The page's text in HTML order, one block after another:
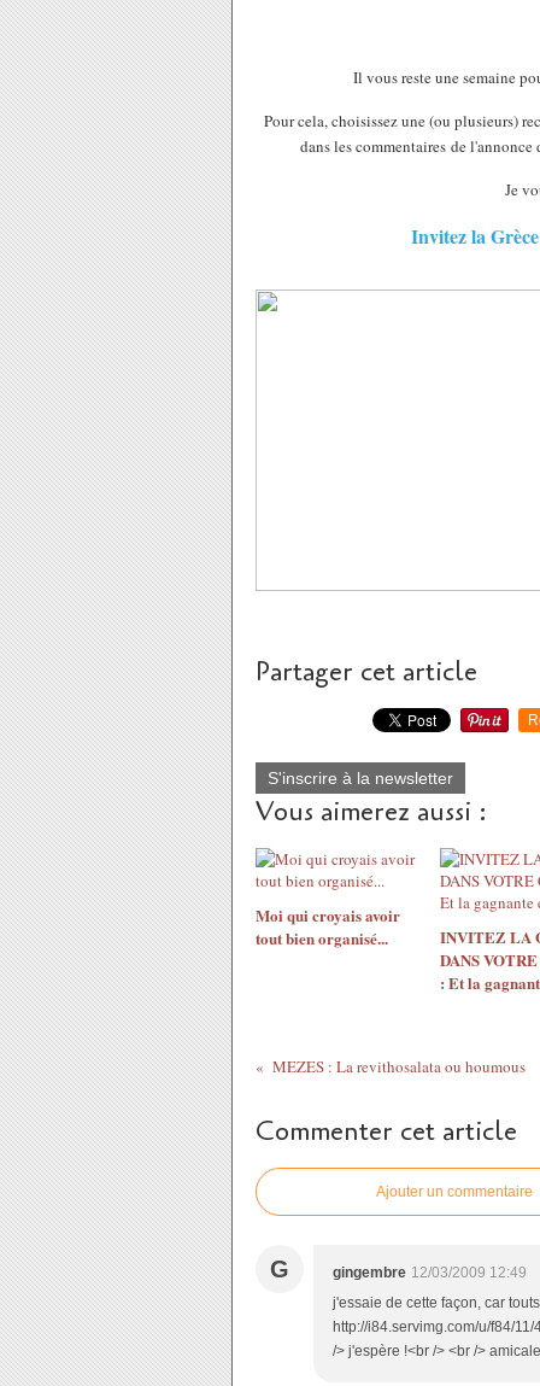
Il vous reste une semaine
Pour cela, choisissez une (ou plusieurs)
dans les commentaires de l'annonce
Je
Invitez la
Partager cet article
S'inscrire à la newsletter
Vous aimerez aussi :
Moi qui croyais avoir
tout bien organisé...
INVITEZ LA
DANS
: Et la
MEZES : La revithosalata ou houmous
Commenter cet article
Ajouter un commentaire
G gingembre 12/03/2009 12:49
j'essaie de cette façon, car
http://i84.servimg.com/u/f84/
/> j'espère !<br /> <br />